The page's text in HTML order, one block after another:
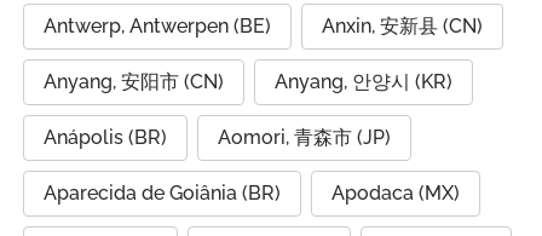
Antwerp, Antwerpen (BE) Anxin, 安新县 (CN)
Anyang, 安阳市 (CN) Anyang, 안양시 (KR)
Anápolis (BR) Aomori, 青森市 (JP)
Aparecida de Goiânia (BR) Apodaca (MX)